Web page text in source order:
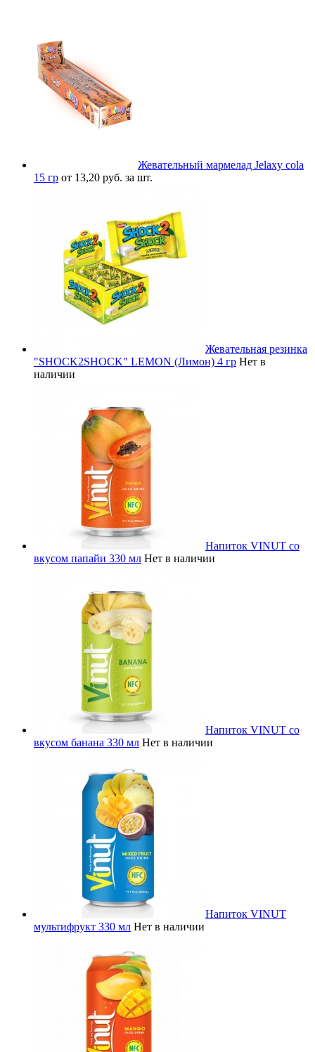
Жевательный мармелад Jelaxy cola
15 гр от 13,20 руб. за шт.
Жевательная резинка
"SHOCK2SHOCK" LEMON (Лимон) 4 гр Нет в
наличии
Напиток VINUT со
вкусом папайи 330 мл Нет в наличии
Напиток VINUT со
вкусом банана 330 мл Нет в наличии
Напиток VINUT
мультифрукт 330 мл Нет в наличии